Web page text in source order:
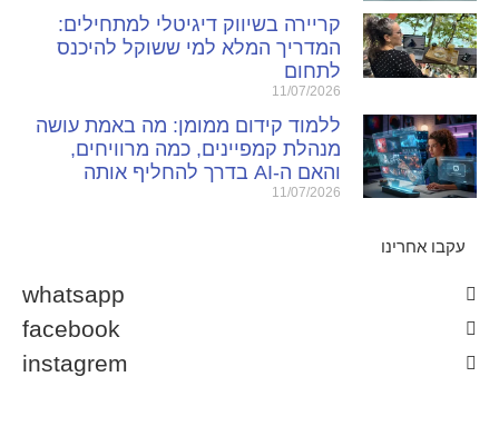
קריירה בשיווק דיגיטלי למתחילים:
המדריך המלא למי ששוקל להיכנס
לתחום
11/07/2026
ללמוד קידום ממומן: מה באמת עושה
מנהלת קמפיינים, כמה מרוויחים,
והאם ה-AI בדרך להחליף אותה
11/07/2026
עקבו אחרינו
whatsapp
facebook
instagrem